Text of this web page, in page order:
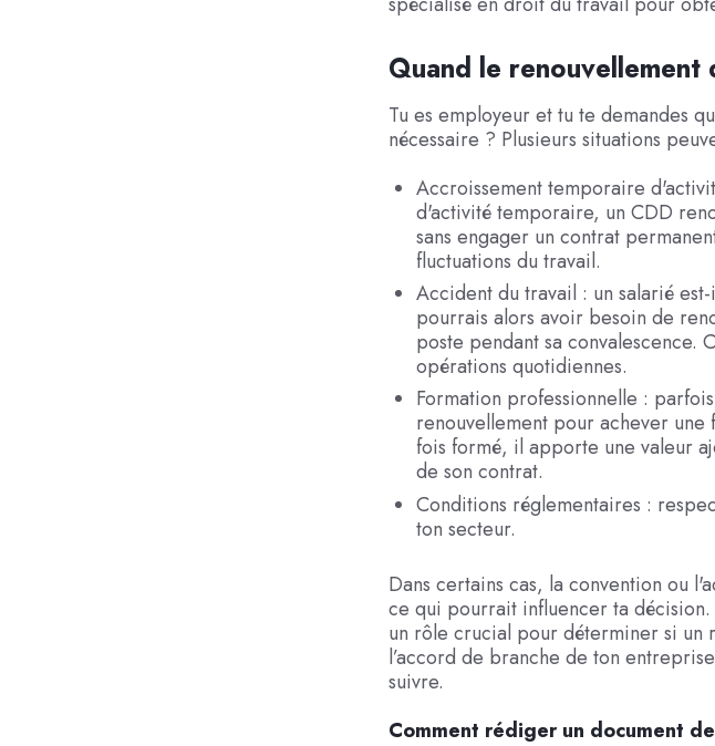
Quand le renouvellement
Tu es employeur et tu te demandes
nécessaire ? Plusieurs situations
Accroissement temporaire
d'activité temporaire, un CDD
sans engager un contrat
fluctuations du travail.
Accident du travail : un salarié
pourrais alors avoir besoin de
poste pendant sa convalescence.
opérations quotidiennes.
Formation professionnelle :
renouvellement pour achever
fois formé, il apporte une valeur
de son contrat.
Conditions réglementaires :
ton secteur.
Dans certains cas, la convention ou
ce qui pourrait influencer ta
un rôle crucial pour déterminer si
l’accord de branche de ton
suivre.
Comment rédiger un document